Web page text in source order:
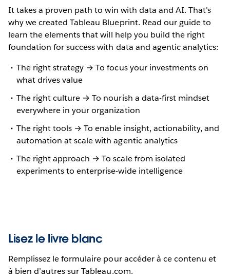
It takes a proven path to win with data and AI. That's
why we created Tableau Blueprint. Read our guide to
learn the elements that will help you build the right
foundation for success with data and agentic analytics:
The right strategy → To focus your investments on
what drives value
The right culture → To nourish a data-first mindset
everywhere in your organization
The right tools → To enable insight, actionability, and
automation at scale with agentic analytics
The right approach → To scale from isolated
experiments to enterprise-wide intelligence
Lisez le livre blanc
Remplissez le formulaire pour accéder à ce contenu et
à bien d’autres sur Tableau.com.